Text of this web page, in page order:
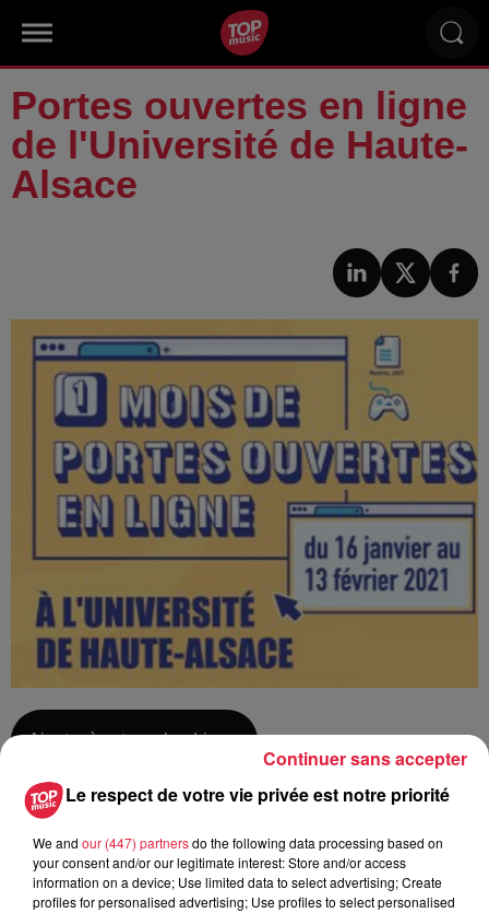
Portes ouvertes en ligne
de l'Université de Haute-
Alsace
Ajouter à votre calendrier
Date
au16 janvier 2021 à 0h00
Le respect de votre vie privée est notre priorité
We and our (447) partnersdo the following data processing based on
your consent and/or our legitimate interest: Store and/or access
information on a device; Use limited data to select advertising; Create
profiles for personalised advertising; Use profiles to select personalised
Continuer sans accepter